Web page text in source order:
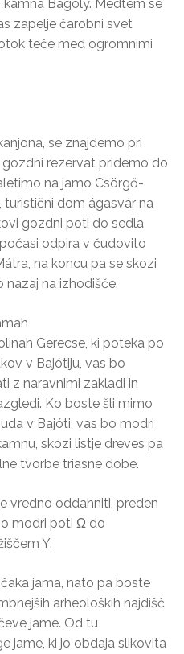
Bagoly. Medtem se
zapelje čarobni svet
teče med ogromnimi
se znajdemo pri
gozdni rezervat pridemo do
na jamo Csörgő-
turistični dom ágasvár na
gozdni poti do sedla
odpira v čudovito
na koncu pa se skozi
na izhodišče.
Gerecse, ki poteka po
v Bajótiju, vas bo
z naravnimi zakladi in
Ko boste šli mimo
v Bajóti, vas bo modri
skozi listje dreves pa
tvorbe triasne dobe.
vredno oddahniti, preden
modri poti Ω do
Y.
jama, nato pa boste
arheoloških najdišč
jame. Od tu
jame, ki jo obdaja slikovita